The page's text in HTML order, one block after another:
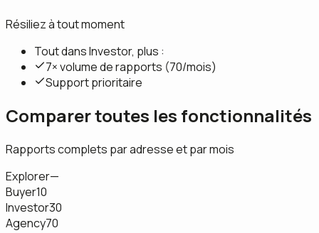
Résiliez à tout moment
Tout dans Investor, plus :
7× volume de rapports (70/mois)
Support prioritaire
Comparer toutes les fonctionnalités
Rapports complets par adresse et par mois
Explorer—
Buyer10
Investor30
Agency70